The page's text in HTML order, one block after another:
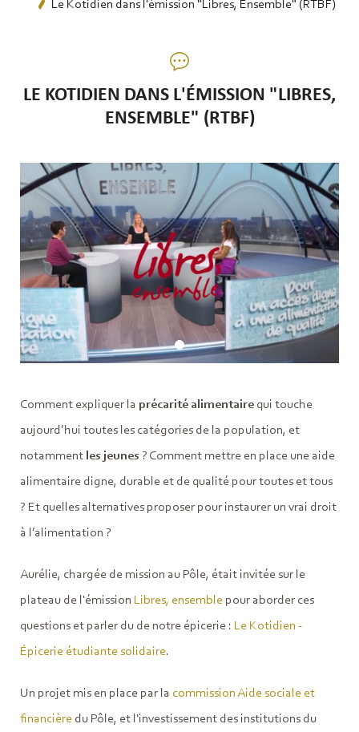
Le Kotidien dans l'émission "Libres, Ensemble" (RTBF)
LE KOTIDIEN DANS L'ÉMISSION "LIBRES,
ENSEMBLE" (RTBF)
Comment expliquer la précarité alimentaire qui touche
aujourd’hui toutes les catégories de la population, et
notamment les jeunes ? Comment mettre en place une aide
alimentaire digne, durable et de qualité pour toutes et tous
? Et quelles alternatives proposer pour instaurer un vrai droit
à l’alimentation ?
Aurélie, chargée de mission au Pôle, était invitée sur le
plateau de l'émission Libres, ensemble pour aborder ces
questions et parler du de notre épicerie : Le Kotidien -
Épicerie étudiante solidaire.
Un projet mis en place par la commission Aide sociale et
financière du Pôle, et l'investissement des institutions du